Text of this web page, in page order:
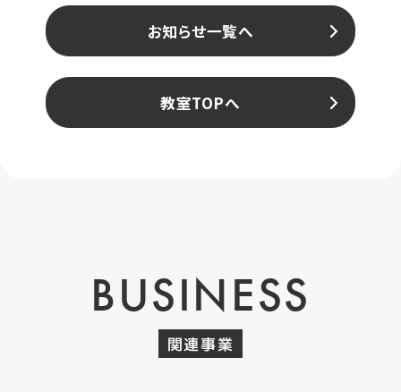
お知らせ一覧へ
教室TOPへ
BUSINESS
関連事業